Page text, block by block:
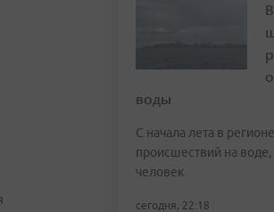
воды
С начала лета в
происшествий на
человек
сегодня, 22:18